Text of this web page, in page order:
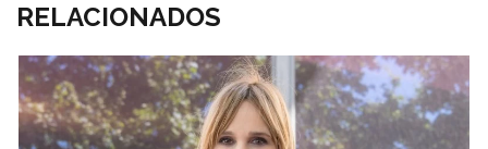
RELACIONADOS